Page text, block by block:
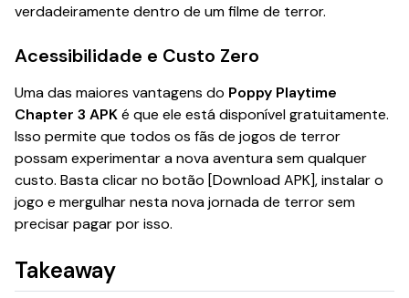
verdadeiramente dentro de um filme de terror.
Acessibilidade e Custo Zero
Uma das maiores vantagens do Poppy Playtime
Chapter 3 APKé que ele está disponível gratuitamente.
Isso permite que todos os fãs de jogos de terror
possam experimentar a nova aventura sem qualquer
custo. Basta clicar no botão [Download APK], instalar o
jogo e mergulhar nesta nova jornada de terror sem
precisar pagar por isso.
Takeaway